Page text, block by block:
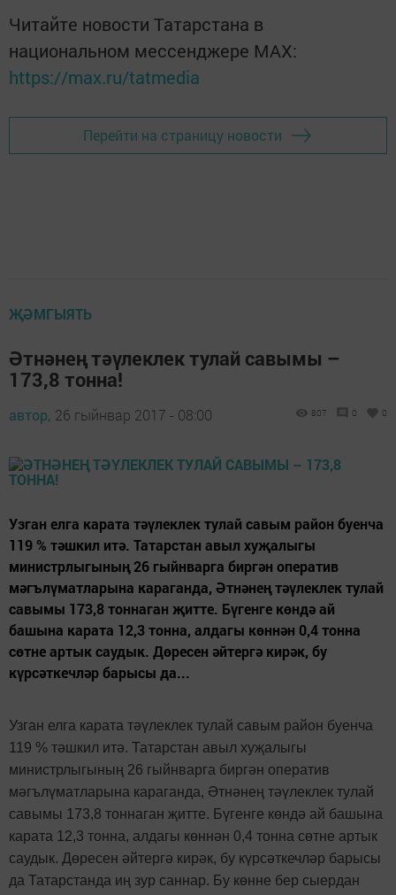
Читайте новости Татарстана в
национальном мессенджере MАХ:
https://max.ru/tatmedia
Перейти на страницу новости
ҖӘМГЫЯТЬ
Әтнәнең тәүлеклек тулай савымы –
173,8 тонна!
автор, 26 гыйнвар 2017 - 08:00 807 0 0
Узган елга карата тәүлеклек тулай савым район буенча
119 % тәшкил итә. Татарстан авыл хуҗалыгы
министрлыгының 26 гыйнварга биргән оператив
мәгълүматларына караганда, Әтнәнең тәүлеклек тулай
савымы 173,8 тоннаган җитте. Бүгенге көндә ай
башына карата 12,3 тонна, алдагы көннән 0,4 тонна
сөтне артык саудык. Дөресен әйтергә кирәк, бу
күрсәткечләр барысы да...
Узган елга карата тәүлеклек тулай савым район буенча
119 % тәшкил итә. Татарстан авыл хуҗалыгы
министрлыгының 26 гыйнварга биргән оператив
мәгълүматларына караганда, Әтнәнең тәүлеклек тулай
савымы 173,8 тоннаган җитте. Бүгенге көндә ай башына
карата 12,3 тонна, алдагы көннән 0,4 тонна сөтне артык
саудык. Дөресен әйтергә кирәк, бу күрсәткечләр барысы
да Татарстанда иң зур саннар. Бу көнне бер сыердан